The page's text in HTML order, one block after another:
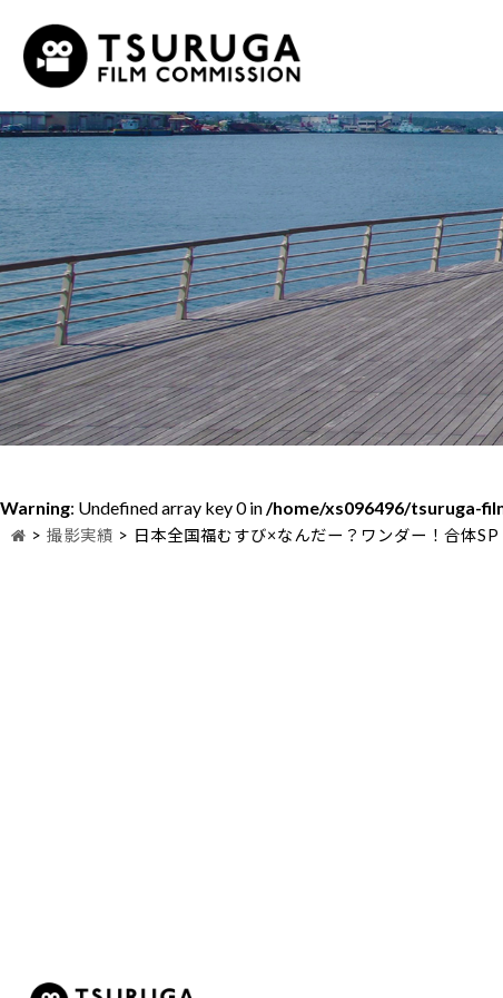
Warning: Undefined array key 0 in/home/xs096496/tsuruga-
> 撮影実績 > 日本全国福むすび×なんだー？ワンダー！合体SP